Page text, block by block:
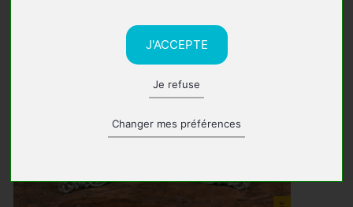
J'ACCEPTE
Je refuse
Changer mes préférences